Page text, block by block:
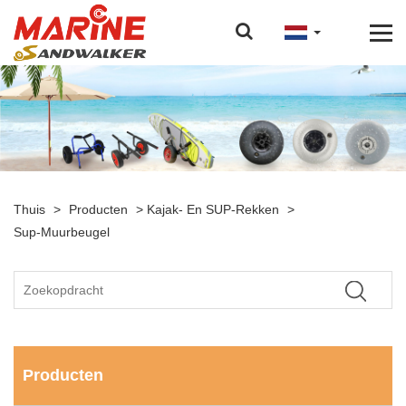
Thuis > Producten > Kajak- En SUP-Rekken
>
Sup-Muurbeugel
Producten